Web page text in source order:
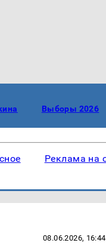
Выборы 2026
Реклама на
08.06.2026, 16:44